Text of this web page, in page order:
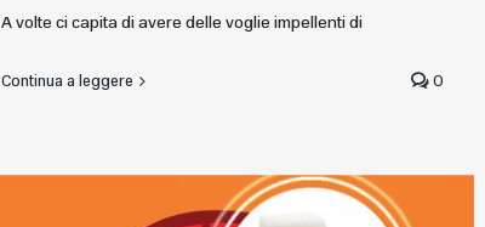
A volte ci capita di avere delle voglie impellenti di
Continua a leggere 0